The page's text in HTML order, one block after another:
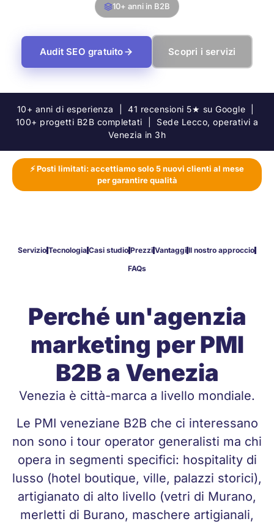
10+ anni in B2B
Audit SEO gratuito Scopri i servizi
10+ anni di esperienza | 41 recensioni 5★ su Google |
100+ progetti B2B completati | Sede Lecco, operativi a
Venezia in 3h
⚡ Posti limitati: accettiamo solo 5 nuovi clienti al mese
per garantire qualità
Servizio Tecnologia Casi studio Prezzi Vantaggi Il nostro approccio
FAQs
Perché un'agenzia
marketing per PMI
B2B a Venezia
Venezia è città-marca a livello mondiale.
Le PMI veneziane B2B che ci interessano
non sono i tour operator generalisti ma chi
opera in segmenti specifici: hospitality di
lusso (hotel boutique, ville, palazzi storici),
artigianato di alto livello (vetri di Murano,
merletti di Burano, maschere artigianali,